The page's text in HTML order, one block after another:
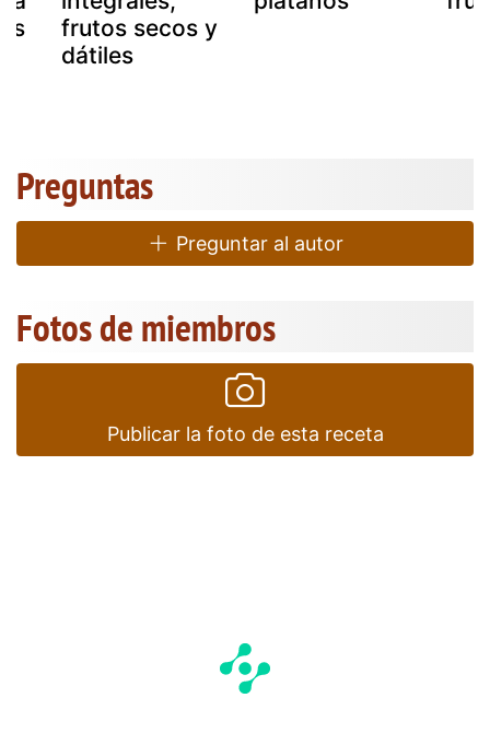
frutos secos y
dátiles
Preguntas
Preguntar al autor
Fotos de miembros
Publicar la foto de esta receta